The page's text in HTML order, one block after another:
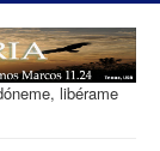
libérame